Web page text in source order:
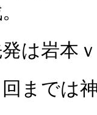
は岩本
回までは